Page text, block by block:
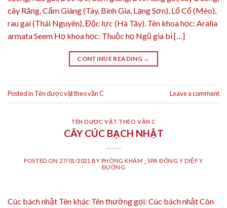
cây Răng, Cẩm Giàng (Tày, Bình Gia, Lạng Sơn), Lổ Cổ (Mèo),
rau gai (Thái Nguyên), Độc lực (Hà Tây). Tên khoa học: Aralia
armata Seem Họ khoa học: Thuộc họ Ngũ gia bì […]
CONTINUE READING →
Posted in Tên dược vật theo vần C Leave a comment
TÊN DƯỢC VẬT THEO VẦN C
CÂY CÚC BẠCH NHẬT
POSTED ON 27/01/2021 BY PHÒNG KHÁM _ SPA ĐÔNG Y DIỆP Y
ĐƯỜNG
Cúc bách nhật Tên khác Tên thường gọi: Cúc bách nhật Còn